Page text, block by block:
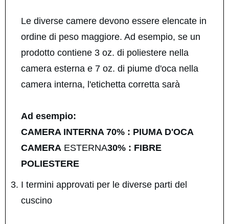
Le diverse camere devono essere elencate in
ordine di peso maggiore. Ad esempio, se un
prodotto contiene 3 oz. di poliestere nella
camera esterna e 7 oz. di piume d'oca nella
camera interna, l'etichetta corretta sarà
Ad esempio:
CAMERA INTERNA 70% : PIUMA D'OCA
CAMERA ESTERNA30% : FIBRE
POLIESTERE
I termini approvati per le diverse parti del
cuscino